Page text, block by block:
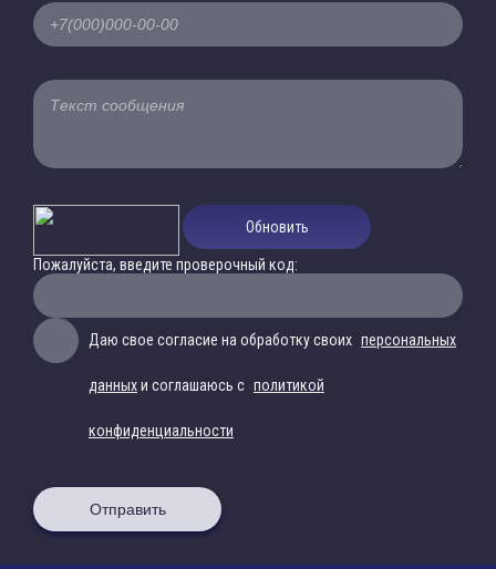
Обновить
Пожалуйста, введите проверочный код:
Даю свое согласие на обработку своих персональных
данныхи соглашаюсь с политикой
конфиденциальности
Отправить